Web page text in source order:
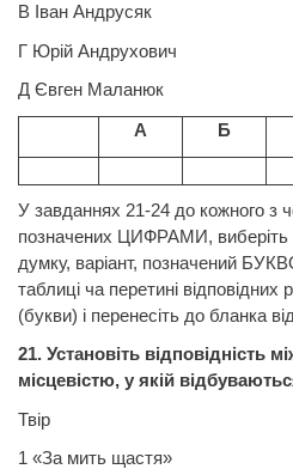
В Іван Андрусяк
Г Юрій Андрухович
Д Євген Маланюк
А
Б
У завданнях 21-24 до кожного з
позначених ЦИФРАМИ,
думку, варіант, позначений
таблиці ча перетині відповідних
(букви) і перенесіть до бланка
21. Установіть відповідність
місцевістю, у якій
Твір
1 «За мить щастя»